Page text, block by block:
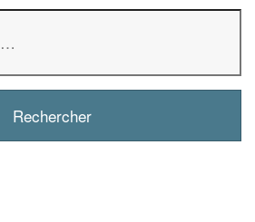
✕
Vous êtes un